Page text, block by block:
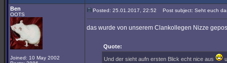
Ben
OOTS
Joined: 10 May 2002
Posted: 25.01.2017, 22:52 Post subject: Seht euch
das wurde von unserem Clankollegen Nizze
Quote:
Und der sieht aufn ersten Blick echt nice aus